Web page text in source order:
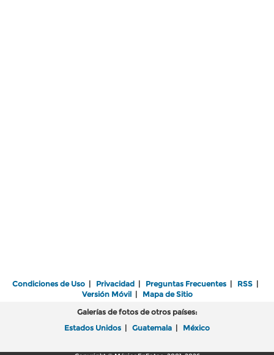
Condiciones de Uso | Privacidad | Preguntas Frecuentes | RSS |
Versión Móvil| Mapa de Sitio
Galerías de fotos de otros países:
Estados Unidos | Guatemala | México